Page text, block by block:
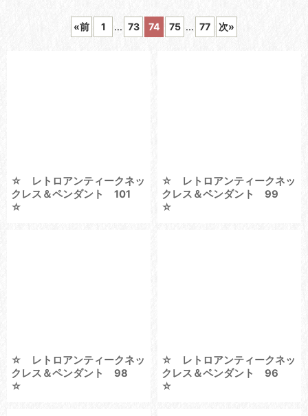
«前 1 ... 73 74 75 ... 77 次»
☆ レトロアンティークネッ
クレス＆ペンダント 101
☆
☆ レトロアンティークネッ
クレス＆ペンダント 99
☆
☆ レトロアンティークネッ
クレス＆ペンダント 98
☆
☆ レトロアンティークネッ
クレス＆ペンダント 96
☆